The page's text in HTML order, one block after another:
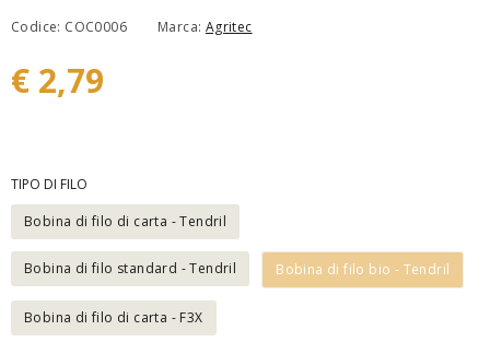
Codice: COC0006 Marca: Agritec
€ 2,79
TIPO DI FILO
Bobina di filo di carta - Tendril
Bobina di filo standard - Tendril Bobina di filo bio - Tendril
Bobina di filo di carta - F3X